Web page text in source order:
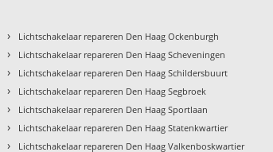
› Lichtschakelaar repareren Den Haag Ockenburgh
› Lichtschakelaar repareren Den Haag Scheveningen
› Lichtschakelaar repareren Den Haag Schildersbuurt
› Lichtschakelaar repareren Den Haag Segbroek
› Lichtschakelaar repareren Den Haag Sportlaan
› Lichtschakelaar repareren Den Haag Statenkwartier
› Lichtschakelaar repareren Den Haag Valkenboskwartier